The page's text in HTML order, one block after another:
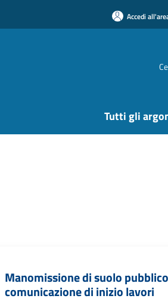
Accedi
Tutti gli
Manomissione di suolo
comunicazione di inizio lavori